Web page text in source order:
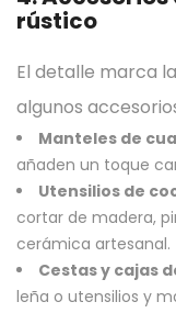
rústico
El detalle marca
algunos
Manteles de
añaden un toque
Utensilios de
cortar de madera,
cerámica artesanal.
Cestas y cajas
leña o utensilios y